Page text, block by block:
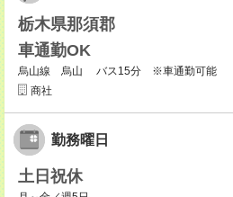
栃木県那須郡
車通勤OK
烏山線 烏山 バス15分 ※車通勤可能
商社
勤務曜日
土日祝休